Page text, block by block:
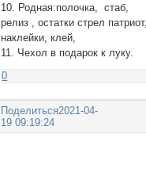
10. Родная:полочка, стаб,
релиз , остатки стрел
наклейки, клей,
11. Чехол в подарок к луку.
0
Поделиться2021-04-
19 09:19:24